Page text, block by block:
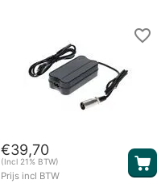
€39,70
(Incl 21% BTW)
Prijs incl BTW